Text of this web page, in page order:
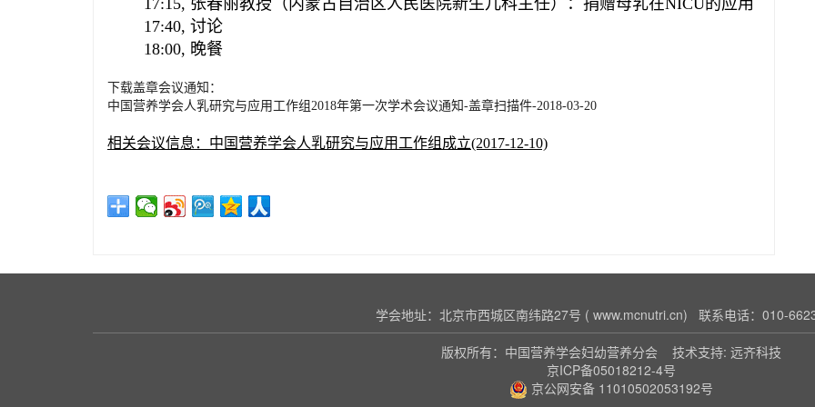
17:15, 张春丽教授（内蒙古自治区人民医院新生儿科主任）：捐赠母乳在NICU的应用
17:40, 讨论
18:00, 晚餐
下载盖章会议通知：
中国营养学会人乳研究与应用工作组2018年第一次学术会议通知-盖章扫描件-2018-03-20
相关会议信息：中国营养学会人乳研究与应用工作组成立(2017-12-10)
学会地址：北京市西城区南纬路27号 ( www.mcnutri.cn) 联系电话：010-
版权所有： 中国营养学会妇幼营养分会 技术支持: 远齐科技
京ICP备05018212-4号
京公网安备 11010502053192号